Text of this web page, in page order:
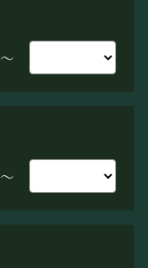
〜
〜